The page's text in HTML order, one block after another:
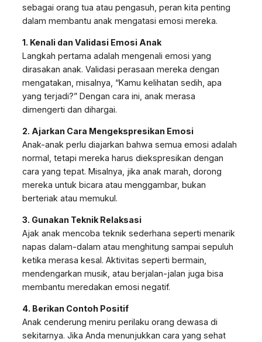
sebagai orang tua atau pengasuh, peran kita penting
dalam membantu anak mengatasi emosi mereka.
1. Kenali dan Validasi Emosi Anak
Langkah pertama adalah mengenali emosi yang
dirasakan anak. Validasi perasaan mereka dengan
mengatakan, misalnya, “Kamu kelihatan sedih, apa
yang terjadi?” Dengan cara ini, anak merasa
dimengerti dan dihargai.
2. Ajarkan Cara Mengekspresikan Emosi
Anak-anak perlu diajarkan bahwa semua emosi adalah
normal, tetapi mereka harus diekspresikan dengan
cara yang tepat. Misalnya, jika anak marah, dorong
mereka untuk bicara atau menggambar, bukan
berteriak atau memukul.
3. Gunakan Teknik Relaksasi
Ajak anak mencoba teknik sederhana seperti menarik
napas dalam-dalam atau menghitung sampai sepuluh
ketika merasa kesal. Aktivitas seperti bermain,
mendengarkan musik, atau berjalan-jalan juga bisa
membantu meredakan emosi negatif.
4. Berikan Contoh Positif
Anak cenderung meniru perilaku orang dewasa di
sekitarnya. Jika Anda menunjukkan cara yang sehat